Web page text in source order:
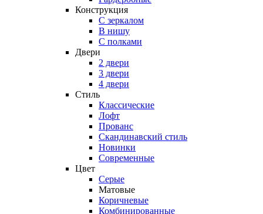
Конструкция
C зеркалом
В нишу
С полками
Двери
2 двери
3 двери
4 двери
Стиль
Классические
Лофт
Прованс
Скандинавский стиль
Новинки
Современные
Цвет
Серые
Матовые
Коричневые
Комбинированные